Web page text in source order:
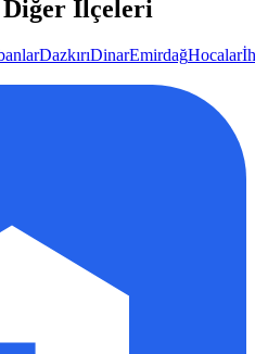
Diğer İlçeleri
DazkırıDinarEmirdağHocalar